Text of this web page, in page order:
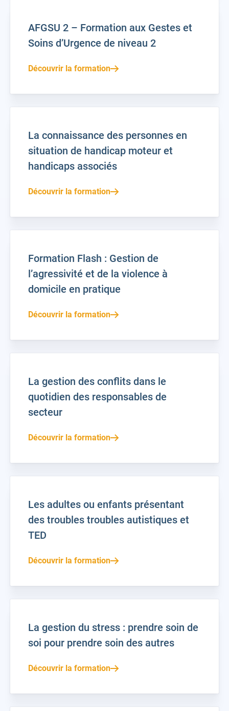
AFGSU 2 – Formation aux Gestes et
Soins d’Urgence de niveau 2
Découvrir la formation
La connaissance des personnes en
situation de handicap moteur et
handicaps associés
Découvrir la formation
Formation Flash : Gestion de
l’agressivité et de la violence à
domicile en pratique
Découvrir la formation
La gestion des conflits dans le
quotidien des responsables de
secteur
Découvrir la formation
Les adultes ou enfants présentant
des troubles troubles autistiques et
TED
Découvrir la formation
La gestion du stress : prendre soin de
soi pour prendre soin des autres
Découvrir la formation